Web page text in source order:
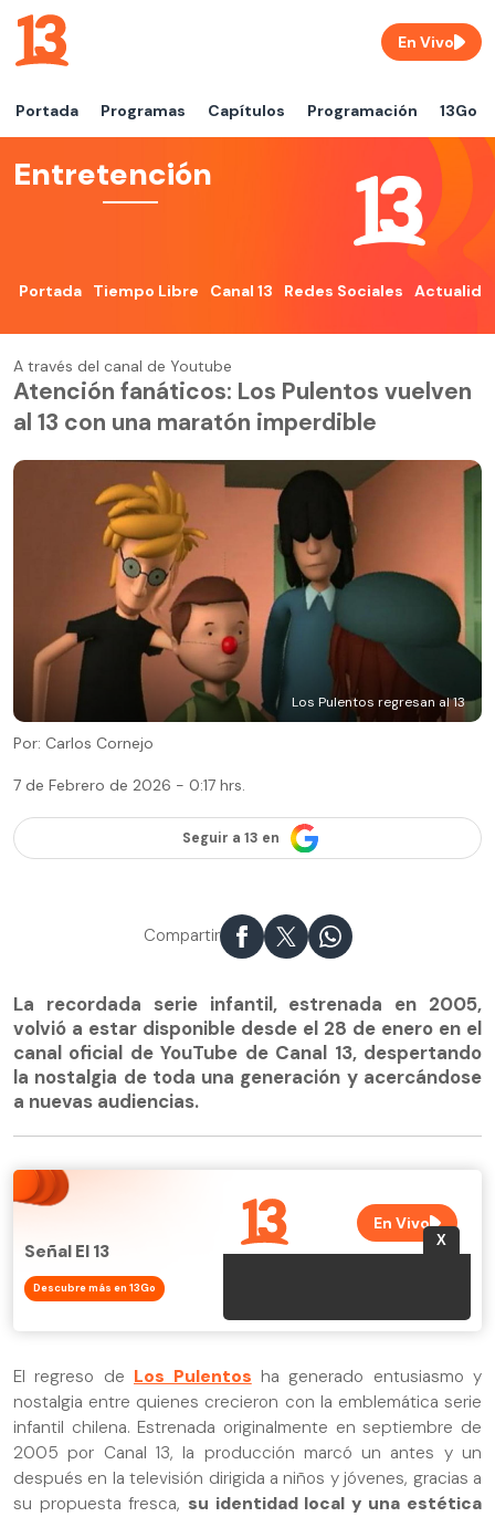
Portada Programas Capítulos Programación 13Go
En Vivo
Entretención
Portada Tiempo Libre Canal 13 Redes Sociales
A través del canal de Youtube
Atención fanáticos: Los Pulentos vuelven
al 13 con una maratón imperdible
Los Pulentos regresan al 13
Por: Carlos Cornejo
7 de Febrero de 2026 - 0:17 hrs.
Seguir a 13 en
Compartir
La recordada serie infantil, estrenada en 2005,
volvió a estar disponible desde el 28 de enero en el
canal oficial de YouTube de Canal 13, despertando
la nostalgia de toda una generación y acercándose
a nuevas audiencias.
Señal El 13
Descubre más en 13Go
El regreso de Los Pulentos ha generado entusiasmo y
nostalgia entre quienes crecieron con la emblemática serie
infantil chilena. Estrenada originalmente en septiembre de
2005 por Canal 13, la producción marcó un antes y un
después en la televisión dirigida a niños y jóvenes, gracias a
su propuesta fresca, su identidad local y una estética